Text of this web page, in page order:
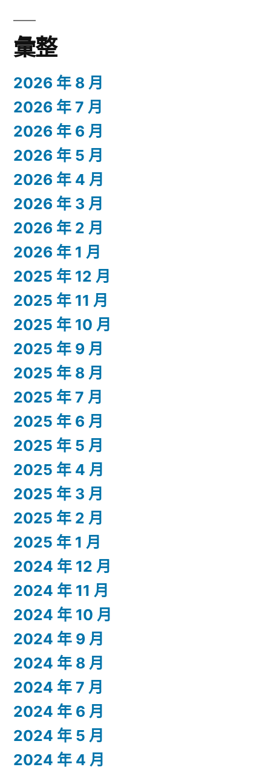
彙整
2026 年 8 月
2026 年 7 月
2026 年 6 月
2026 年 5 月
2026 年 4 月
2026 年 3 月
2026 年 2 月
2026 年 1 月
2025 年 12 月
2025 年 11 月
2025 年 10 月
2025 年 9 月
2025 年 8 月
2025 年 7 月
2025 年 6 月
2025 年 5 月
2025 年 4 月
2025 年 3 月
2025 年 2 月
2025 年 1 月
2024 年 12 月
2024 年 11 月
2024 年 10 月
2024 年 9 月
2024 年 8 月
2024 年 7 月
2024 年 6 月
2024 年 5 月
2024 年 4 月